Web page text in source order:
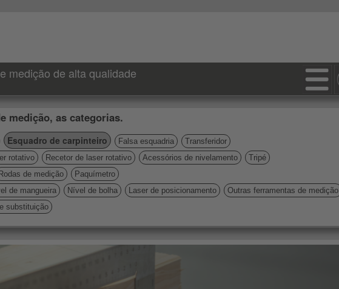
medição de alta qualidade
medição, as categorias.
Esquadro de carpinteiro Falsa esquadria
Transferidor
rotativo Recetor de laser rotativo Acessórios de nivelamento
Tripé
Rodas de medição
Paquímetro
de mangueira Nível de bolha Laser de posicionamento
Outras ferramentas de medição
substituição